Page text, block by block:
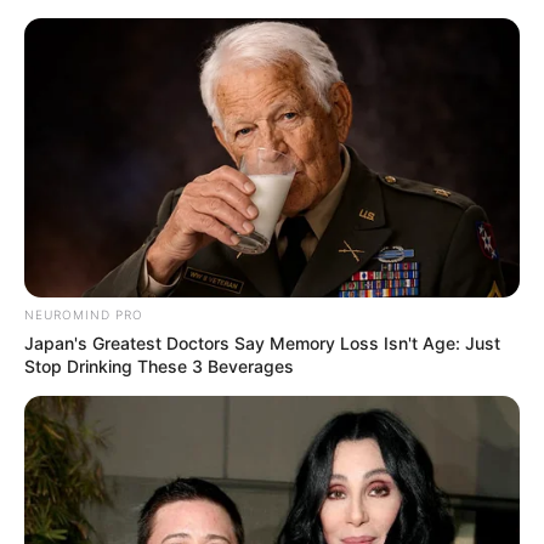
HOME
Home > Acs e ACE > Notícia São Paulo >
São Paulo recebe R$
398,5 milhões em repasses federais para pagamento dos ACE em
NEUROMIND PRO
Japan's Greatest Doctors Say Memory Loss Isn't Age: Just
Stop Drinking These 3 Beverages